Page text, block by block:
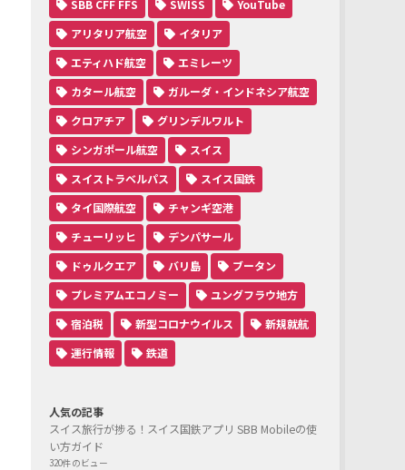
SBB CFF FFS
SWISS
YouTube
アリタリア航空
イタリア
エティハド航空
エミレーツ
カタール航空
ガルーダ・インドネシア航空
クロアチア
グリンデルワルト
シンガポール航空
スイス
スイストラベルパス
スイス国鉄
タイ国際航空
チャンギ空港
チューリッヒ
デンパサール
ドゥルクエア
バリ島
ブータン
プレミアムエコノミー
ユングフラウ地方
宿泊税
新型コロナウイルス
新規就航
運行情報
鉄道
人気の記事
スイス旅行が捗る！スイス国鉄アプリ SBB Mobileの使
い方ガイド
320件のビュー